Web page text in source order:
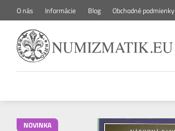
O nás Informácie Blog Obchodné podmienky
NOVINKA